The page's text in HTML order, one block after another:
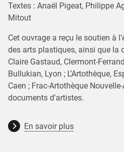
Textes : Anaël Pigeat, Philippe
Mitout
Cet ouvrage a reçu le soutien à
des arts plastiques, ainsi que la
Claire Gastaud, Clermont-
Bullukian, Lyon ; L’Artothèque,
Caen ; Frac-Artothèque
documents d'artistes.
En savoir plus